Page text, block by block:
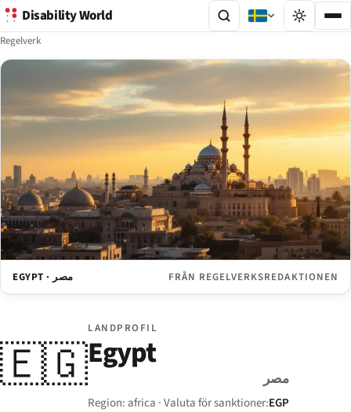
Disability World
Regelverk
EGYPT · مصر FRÅN REGELVERKSREDAKTIONEN
🇪🇬
LANDPROFIL
Egypt
مصر
Region: africa · Valuta för sanktioner:EGP